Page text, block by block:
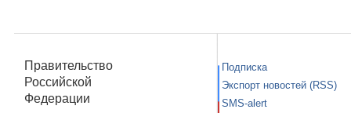
Правительство
Российской
Федерации
Подписка
Экспорт новостей (RSS)
SMS-alert